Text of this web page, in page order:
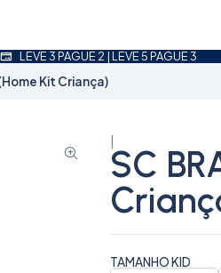
LEVE 3 PAGUE 2 | LEVE 5 PAGUE 3
Kit Criança)
SC
TAMANHO KID